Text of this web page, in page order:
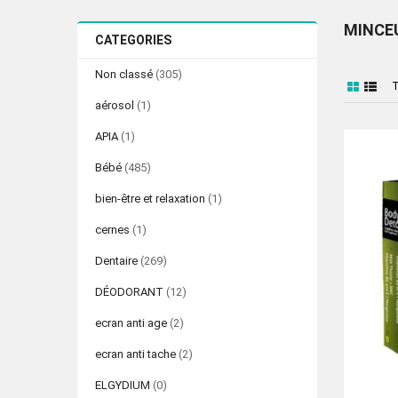
CATEGORIES
Non classé (305)
aérosol (1)
APIA (1)
Bébé (485)
bien-être et relaxation (1)
cernes (1)
Dentaire (269)
DÉODORANT (12)
ecran anti age (2)
ecran anti tache (2)
ELGYDIUM (0)